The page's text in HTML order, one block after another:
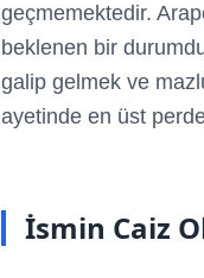
geçmemektedir.
beklenen bir
galip gelmek ve
ayetinde en üst
İsmin Caiz